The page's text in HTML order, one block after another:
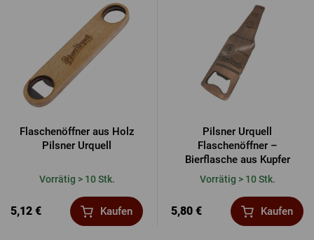
Flaschenöffner aus Holz
Pilsner Urquell
Vorrätig > 10 Stk.
5,12 € Kaufen
Pilsner Urquell
Flaschenöffner –
Bierflasche aus Kupfer
Vorrätig > 10 Stk.
5,80 € Kaufen